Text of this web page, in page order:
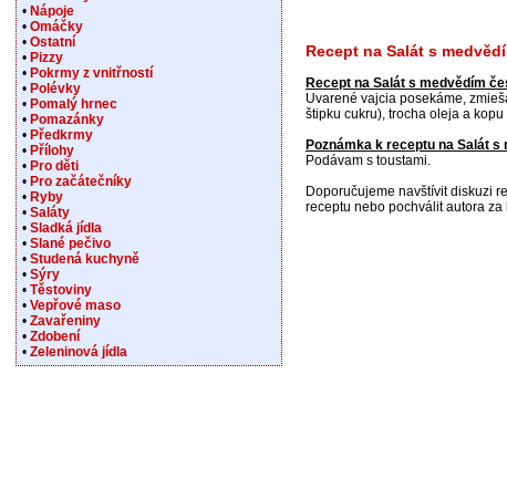
Recept na Salát s
Recept na Salát s medvědím
Uvarené vajcia posekáme,
štipku cukru), trocha oleja a
Poznámka k receptu na Salát
Podávam s toustami.
Doporučujeme navštívit diskuzi
receptu nebo pochválit autora
• Nápoje
• Omáčky
• Ostatní
• Pizzy
• Pokrmy z vnitřností
• Polévky
• Pomalý hrnec
• Pomazánky
• Předkrmy
• Přílohy
• Pro děti
• Pro začátečníky
• Ryby
• Saláty
• Sladká jídla
• Slané pečivo
• Studená kuchyně
• Sýry
• Těstoviny
• Vepřové maso
• Zavařeniny
• Zdobení
• Zeleninová jídla